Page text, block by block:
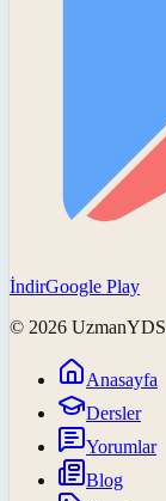
İndirGoogle Play
© 2026 UzmanYDS
Anasayfa
Dersler
Yorumlar
Blog